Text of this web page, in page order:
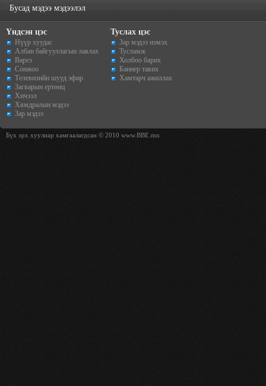
Бусад мэдээ мэдээлэл
Үндсэн цэс
Нүүр хуудас
Албан байгууллагын лавлах
Варез
Сонжоо
Телевизийн шууд эфир
Загварын ертөнц
Хичээл
Хямдралын мэдээ
Зар мэдээ
Туслах цэс
Зар мэдээ нэмэх
Тусламж
Холбоо барих
Баннер тавих
Хамтарч ажиллах
Бүх эрх хуулиар хамгаалагдсан © 2010 www.BBE.mn